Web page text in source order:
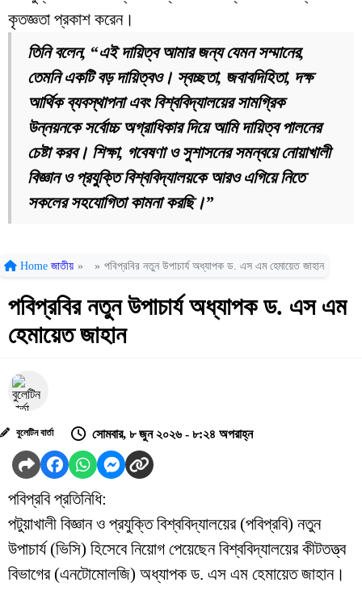
কৃতজ্ঞতা প্রকাশ করেন।
তিনি বলেন, “এই দায়িত্ব আমার জন্য যেমন সম্মানের,
তেমনি একটি বড় দায়িত্বও। স্বচ্ছতা, জবাবদিহিতা, দক্ষ
আর্থিক ব্যবস্থাপনা এবং বিশ্ববিদ্যালয়ের সামগ্রিক
উন্নয়নকে সর্বোচ্চ অগ্রাধিকার দিয়ে আমি দায়িত্ব পালনের
চেষ্টা করব। শিক্ষা, গবেষণা ও সুশাসনের সমন্বয়ে নোয়াখালী
বিজ্ঞান ও প্রযুক্তি বিশ্ববিদ্যালয়কে আরও এগিয়ে নিতে
সকলের সহযোগিতা কামনা করছি।”
Home জাতীয় » » পবিপ্রবির নতুন উপাচার্য অধ্যাপক ড. এস এম হেমায়েত জাহান
পবিপ্রবির নতুন উপাচার্য অধ্যাপক ড. এস এম
হেমায়েত জাহান
বুলেটিন বার্তা সোমবার, ৮ জুন ২০২৬ - ৮:২৪ অপরাহ্ন
পবিপ্রবি প্রতিনিধি:
পটুয়াখালী বিজ্ঞান ও প্রযুক্তি বিশ্ববিদ্যালয়ের (পবিপ্রবি) নতুন
উপাচার্য (ভিসি) হিসেবে নিয়োগ পেয়েছেন বিশ্ববিদ্যালয়ের কীটতত্ত্ব
বিভাগের (এনটোমোলজি) অধ্যাপক ড. এস এম হেমায়েত জাহান।